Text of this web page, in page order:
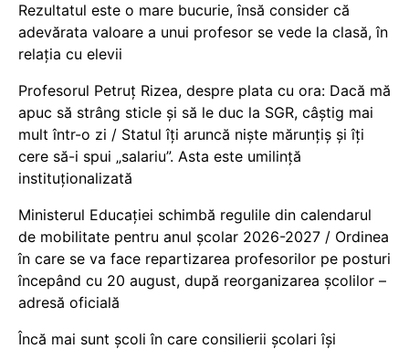
Rezultatul este o mare bucurie, însă consider că
adevărata valoare a unui profesor se vede la clasă, în
relația cu elevii
Profesorul Petruț Rizea, despre plata cu ora: Dacă mă
apuc să strâng sticle și să le duc la SGR, câștig mai
mult într-o zi / Statul îți aruncă niște mărunțiș și îți
cere să-i spui „salariu”. Asta este umilință
instituționalizată
Ministerul Educației schimbă regulile din calendarul
de mobilitate pentru anul școlar 2026-2027 / Ordinea
în care se va face repartizarea profesorilor pe posturi
începând cu 20 august, după reorganizarea școlilor –
adresă oficială
Încă mai sunt școli în care consilierii școlari își